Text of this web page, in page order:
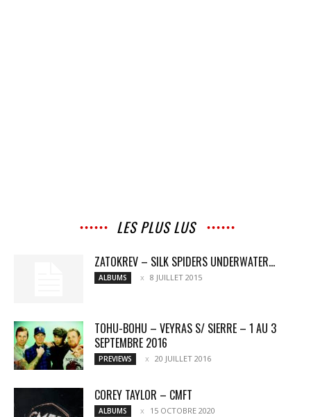
LES PLUS LUS
ZATOKREV – SILK SPIDERS UNDERWATER…
ALBUMS 8 JUILLET 2015
TOHU-BOHU – VEYRAS S/ SIERRE – 1 AU 3
SEPTEMBRE 2016
PREVIEWS 20 JUILLET 2016
COREY TAYLOR – CMFT
ALBUMS 15 OCTOBRE 2020